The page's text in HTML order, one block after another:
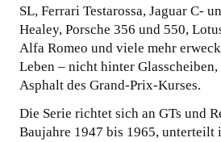
SL, Ferrari Testarossa, Jaguar C-
Healey, Porsche 356 und 550,
Alfa Romeo und viele mehr
Leben – nicht hinter
Asphalt des Grand-Prix-Kurses.
Die Serie richtet sich an GTs und
Baujahre 1947 bis 1965, unterteilt